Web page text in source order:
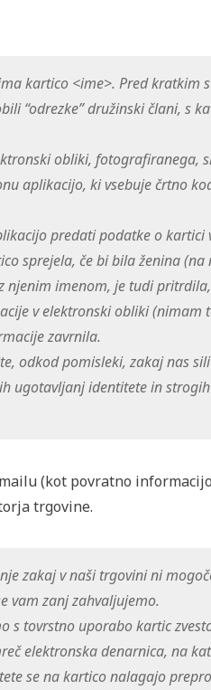
kartico <ime>. Pred kratkim
“odrezke” družinski člani, s
obliki, fotografiranega,
aplikacijo, ki vsebuje črtno
predati podatke o
sprejela, če bi bila ženina
njenim imenom, je tudi
v elektronski obliki
zavrnila.
odkod pomisleki, zakaj nas
ugotavljanj identitete in
(kot povratno
trgovine.
zakaj v naši trgovini ni
vam zanj zahvaljujemo.
s tovrstno uporabo kartic
elektronska denarnica, na
se na kartico nalagajo